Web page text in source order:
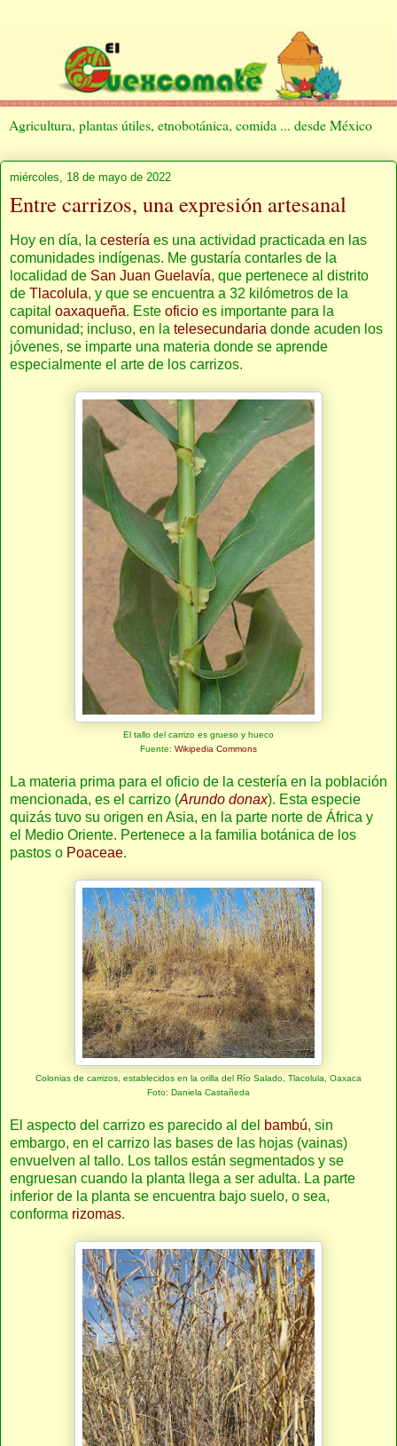
Agricultura, plantas útiles, etnobotánica, comida ... desde México
miércoles, 18 de mayo de 2022
Entre carrizos, una expresión artesanal
Hoy en día, la cestería es una actividad practicada en las
comunidades indígenas. Me gustaría contarles de la
localidad de San Juan Guelavía, que pertenece al distrito
de Tlacolula, y que se encuentra a 32 kilómetros de la
capital oaxaqueña. Este oficio es importante para la
comunidad; incluso, en la telesecundaria donde acuden los
jóvenes, se imparte una materia donde se aprende
especialmente el arte de los carrizos.
El tallo del carrizo es grueso y hueco
Fuente: Wikipedia Commons
La materia prima para el oficio de la cestería en la población
mencionada, es el carrizo (Arundo donax). Esta especie
quizás tuvo su origen en Asia, en la parte norte de África y
el Medio Oriente. Pertenece a la familia botánica de los
pastos o Poaceae.
Colonias de carrizos, establecidos en la orilla del Río Salado, Tlacolula, Oaxaca
Foto: Daniela Castañeda
El aspecto del carrizo es parecido al del bambú, sin
embargo, en el carrizo las bases de las hojas (vainas)
envuelven al tallo. Los tallos están segmentados y se
engruesan cuando la planta llega a ser adulta. La parte
inferior de la planta se encuentra bajo suelo, o sea,
conforma rizomas.